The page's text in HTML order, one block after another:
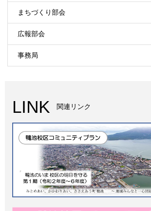
まちづくり部会
広報部会
事務局
LINK 関連リンク